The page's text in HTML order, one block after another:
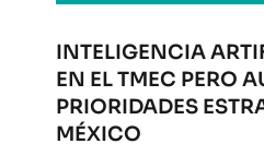
INTELIGENCIA
EN EL TMEC PERO
PRIORIDADES
MÉXICO